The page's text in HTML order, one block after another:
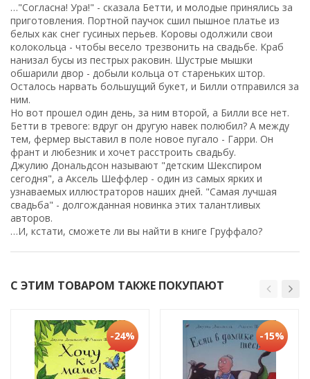
…"Согласна! Ура!" - сказала Бетти, и молодые принялись за
приготовления. Портной паучок сшил пышное платье из
белых как снег гусиных перьев. Коровы одолжили свои
колокольца - чтобы весело трезвонить на свадьбе. Краб
нанизал бусы из пестрых раковин. Шустрые мышки
обшарили двор - добыли кольца от стареньких штор.
Осталось нарвать большущий букет, и Билли отправился за
ним.
Но вот прошел один день, за ним второй, а Билли все нет.
Бетти в тревоге: вдруг он другую навек полюбил? А между
тем, фермер выставил в поле новое пугало - Гарри. Он
франт и любезник и хочет расстроить свадьбу.
Джулию Дональдсон называют "детским Шекспиром
сегодня", а Аксель Шеффлер - один из самых ярких и
узнаваемых иллюстраторов наших дней. "Самая лучшая
свадьба" - долгожданная новинка этих талантливых
авторов.
…И, кстати, сможете ли вы найти в книге Груффало?
С ЭТИМ ТОВАРОМ ТАКЖЕ ПОКУПАЮТ
-24% -15%